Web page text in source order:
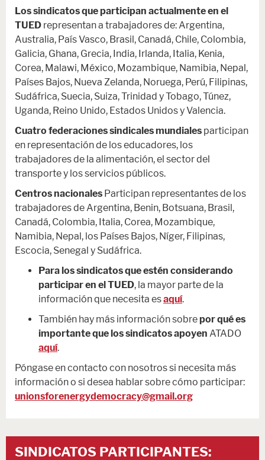
Los sindicatos que participan actualmente en el
TUED representan a trabajadores de: Argentina,
Australia, País Vasco, Brasil, Canadá, Chile, Colombia,
Galicia, Ghana, Grecia, India, Irlanda, Italia, Kenia,
Corea, Malawi, México, Mozambique, Namibia, Nepal,
Países Bajos, Nueva Zelanda, Noruega, Perú, Filipinas,
Sudáfrica, Suecia, Suiza, Trinidad y Tobago, Túnez,
Uganda, Reino Unido, Estados Unidos y Valencia.
Cuatro federaciones sindicales mundiales participan
en representación de los educadores, los
trabajadores de la alimentación, el sector del
transporte y los servicios públicos.
Centros nacionales Participan representantes de los
trabajadores de Argentina, Benin, Botsuana, Brasil,
Canadá, Colombia, Italia, Corea, Mozambique,
Namibia, Nepal, los Países Bajos, Níger, Filipinas,
Escocia, Senegal y Sudáfrica.
Para los sindicatos que estén considerando
participar en el TUED, la mayor parte de la
información que necesita esaquí.
También hay más información sobrepor qué es
importante que los sindicatos apoyen ATADO
aquí.
Póngase en contacto con nosotros si necesita más
información o si desea hablar sobre cómo participar:
unionsforenergydemocracy@gmail.org
SINDICATOS PARTICIPANTES: